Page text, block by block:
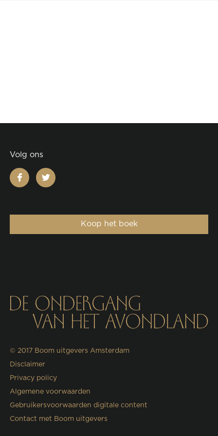
Volg ons
facebooktwitter
Koop het boek
© 2017 Boom uitgevers Amsterdam
Disclaimer
Privacy policy
Algemene voorwaarden
Gebruikersvoorwaarden digitale content
Contact met Boom uitgevers